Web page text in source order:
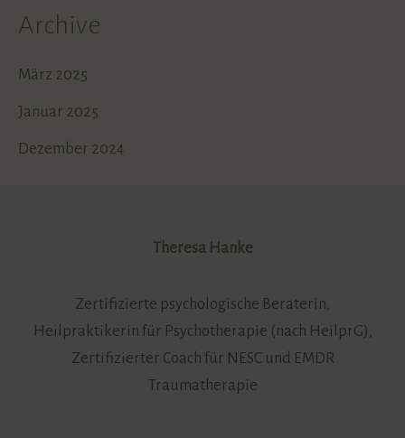
Archive
März 2025
Januar 2025
Dezember 2024
Theresa Hanke
Zertifizierte psychologische Beraterin,
Heilpraktikerin für Psychotherapie (nach HeilprG),
Zertifizierter Coach für NESC und EMDR
Traumatherapie